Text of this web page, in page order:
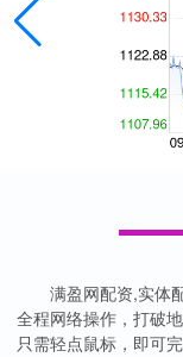
满盈网配资,实体
全程网络操作，打破
只需轻点鼠标，即可